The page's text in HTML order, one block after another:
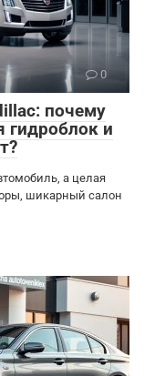
0
почему
гидроблок и
а целая
шикарный салон